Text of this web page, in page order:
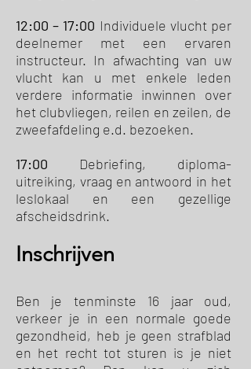
12:00 – 17:00 Individuele vlucht per
deelnemer met een ervaren
instructeur. In afwachting van uw
vlucht kan u met enkele leden
verdere informatie inwinnen over
het clubvliegen, reilen en zeilen, de
zweefafdeling e.d. bezoeken.
17:00 Debriefing, diploma-
uitreiking, vraag en antwoord in het
leslokaal en een gezellige
afscheidsdrink.
Inschrijven
Ben je tenminste 16 jaar oud,
verkeer je in een normale goede
gezondheid, heb je geen strafblad
en het recht tot sturen is je niet